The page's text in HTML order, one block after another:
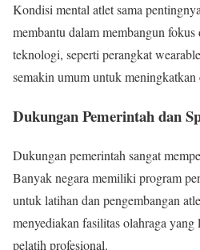
Kondisi mental atlet sama
membantu dalam membangun fokus
teknologi, seperti perangkat
semakin umum untuk
Dukungan Pemerintah dan
Dukungan pemerintah sangat
Banyak negara memiliki program
untuk latihan dan pengembangan
menyediakan fasilitas olahraga yang
pelatih profesional.